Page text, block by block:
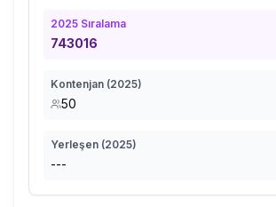
2025 Sıralama
743016
Kontenjan (2025)
50
Yerleşen (2025)
---